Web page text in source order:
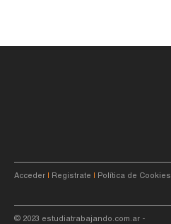
Acceder Registrate Política de Cookies
© 2023 estudiatrabajando.com.ar -